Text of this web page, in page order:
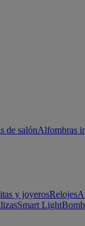
de salónAlfombras
y joyerosRelojes
Smart Light